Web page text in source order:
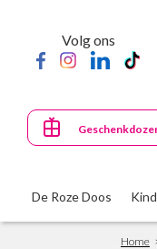
content
Volg ons
De Roze Doos
Home